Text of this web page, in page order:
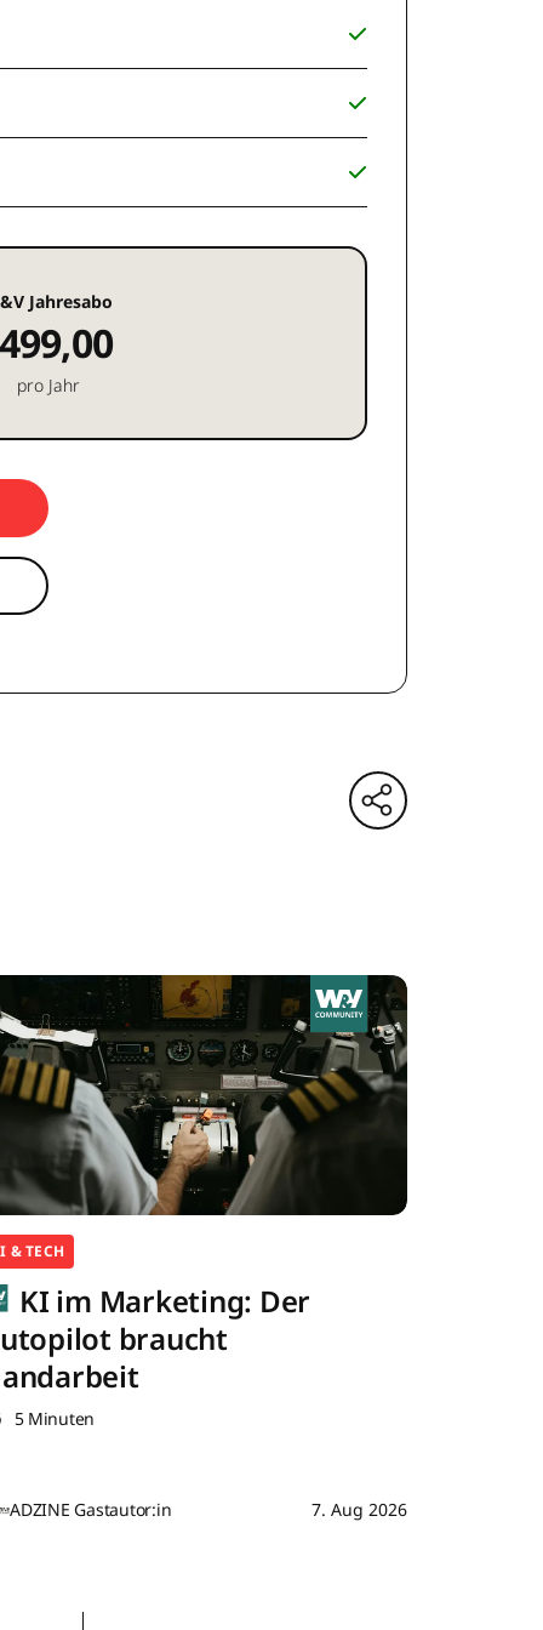
Jahresabo
499,00
pro Jahr
& TECH
KI im Marketing: Der
braucht
5 Minuten
ADZINE Gastautor:in 7. Aug 2026